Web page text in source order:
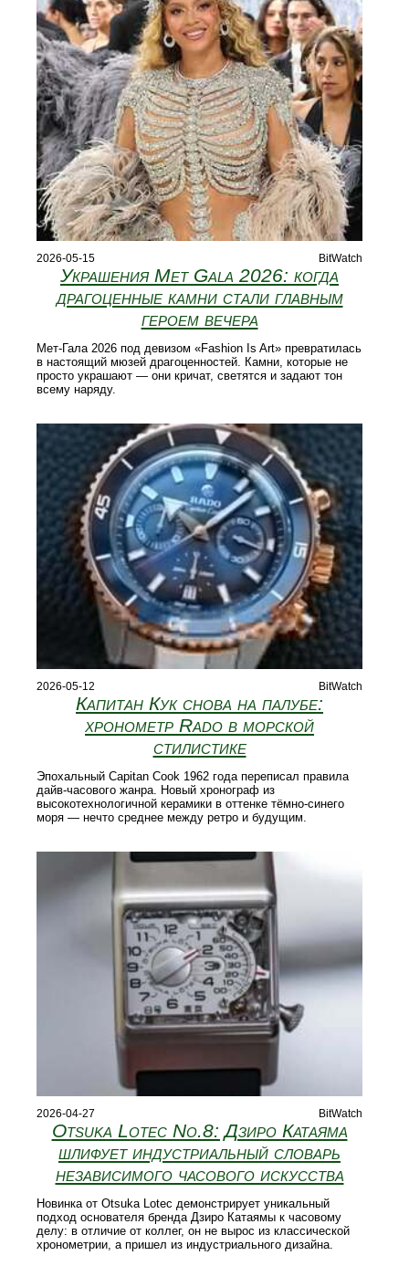
2026-05-15 BitWatch
Украшения Met Gala 2026: когда
драгоценные камни стали главным
героем вечера
Мет-Гала 2026 под девизом «Fashion Is Art» превратилась
в настоящий мюзей драгоценностей. Камни, которые не
просто украшают — они кричат, светятся и задают тон
всему наряду.
2026-05-12 BitWatch
Капитан Кук снова на палубе:
хронометр Rado в морской
стилистике
Эпохальный Capitan Cook 1962 года переписал правила
дайв-часового жанра. Новый хронограф из
высокотехнологичной керамики в оттенке тёмно-синего
моря — нечто среднее между ретро и будущим.
2026-04-27 BitWatch
Otsuka Lotec No.8: Дзиро Катаяма
шлифует индустриальный словарь
независимого часового искусства
Новинка от Otsuka Lotec демонстрирует уникальный
подход основателя бренда Дзиро Катаямы к часовому
делу: в отличие от коллег, он не вырос из классической
хронометрии, а пришел из индустриального дизайна.